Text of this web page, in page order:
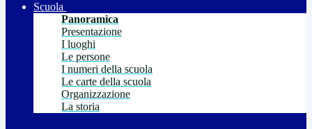
Scuola
Panoramica
Presentazione
I luoghi
Le persone
I numeri della scuola
Le carte della scuola
Organizzazione
La storia